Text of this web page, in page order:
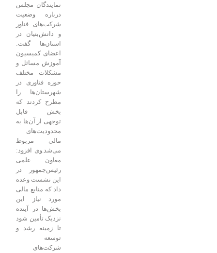
نمایندگان مجلس
درباره وضعیت
شرکت‌های فناور
و دانش‌بنیان در
استان‌ها گفت:
اعضای کمیسیون
آموزش مسائل و
مشکلات مختلف
حوزه فناوری در
شهرستان‌ها را
مطرح کردند که
بخش قابل
توجهی از آن‌ها به
محدودیت‌های
مالی مربوط
وی افزود:
معاون علمی
رئیس‌جمهور در
این نشست وعده
داد که منابع مالی
مورد نیاز این
بخش‌ها در آینده
نزدیک تأمین شود
تا زمینه رشد و